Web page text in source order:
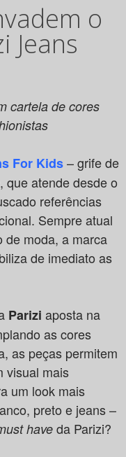
o
Jeans
cartela de cores
For Kids– grife de
que atende desde o
referências
Sempre atual
de moda, a marca
de imediato as
Parizi aposta na
as cores
as peças permitem
visual mais
um look mais
preto e jeans –
haveda Parizi?